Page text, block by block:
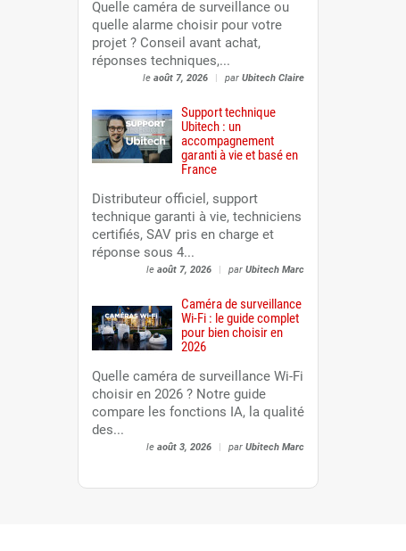
Quelle caméra de surveillance ou
quelle alarme choisir pour votre
projet ? Conseil avant achat,
réponses techniques,...
le août 7, 2026 | par Ubitech Claire
Support technique
Ubitech : un
accompagnement
garanti à vie et basé en
France
Distributeur officiel, support
technique garanti à vie, techniciens
certifiés, SAV pris en charge et
réponse sous 4...
le août 7, 2026 | par Ubitech Marc
Caméra de surveillance
Wi-Fi : le guide complet
pour bien choisir en
2026
Quelle caméra de surveillance Wi-Fi
choisir en 2026 ? Notre guide
compare les fonctions IA, la qualité
des...
le août 3, 2026 | par Ubitech Marc